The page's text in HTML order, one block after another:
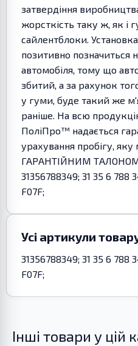
затвердіння
жорсткість таку ж, як і
сайлентблоки.
позитивно позначиться
автомобіля, тому що
збитий, а за рахунок
у гуми, буде такий же
раніше. На всю
ПоліПро™ надається
урахування пробігу,
ГАРАНТІЙНИМ
31356788349; 31 35 6 788
F07F;
Усі артикули
31356788349; 31 35 6 788
F07F;
Інші товари у цій